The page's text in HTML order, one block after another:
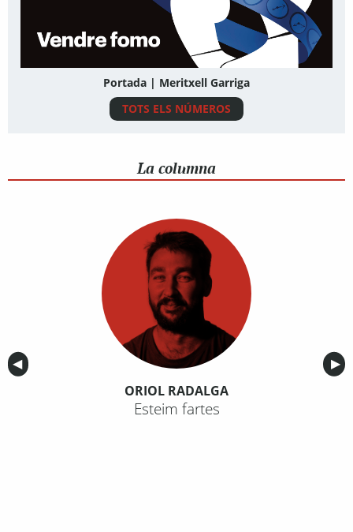
Portada | Meritxell Garriga
TOTS ELS NÚMEROS
La columna
Anterior
◀︎ ▶︎
ORIOL RADALGA
Esteim fartes